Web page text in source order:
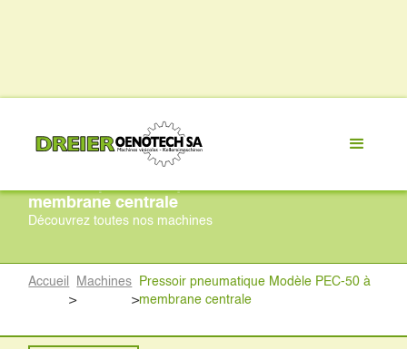
membrane centrale
Découvrez toutes nos machines
Accueil
>
Machines
>
Pressoir pneumatique Modèle PEC-50 à
membrane centrale